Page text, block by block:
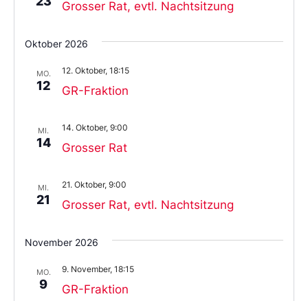
Grosser Rat, evtl. Nachtsitzung
Oktober 2026
MO.
12 GR-Fraktion
12. Oktober, 18:15
MI.
14 Grosser Rat
14. Oktober, 9:00
MI.
21 Grosser Rat, evtl. Nachtsitzung
21. Oktober, 9:00
November 2026
MO.
9 GR-Fraktion
9. November, 18:15